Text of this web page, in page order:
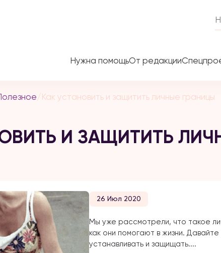
Нужна помощьОт редакции
/Как установить и защитить личные границы
И ЗАЩИТИТЬ
26 Июл 2020
Мы уже рассмотрели, что такое
как они помогают в жизни.
устанавливать и защищать....